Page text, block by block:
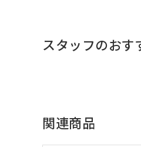
スタッフのおす
関連商品